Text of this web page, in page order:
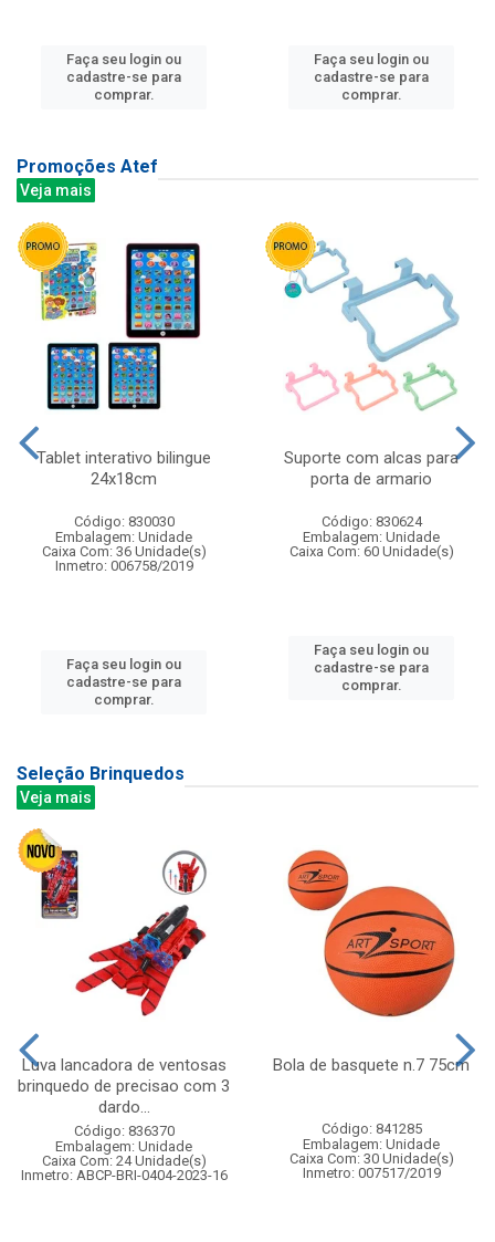
Faça seu login ou
cadastre-se para
comprar.
Faça seu login ou
cadastre-se para
comprar.
Promoções Atef
Veja mais
Tablet interativo bilingue
24x18cm
Código: 830030
Embalagem: Unidade
Caixa Com: 36 Unidade(s)
Inmetro: 006758/2019
Faça seu login ou
cadastre-se para
comprar.
Suporte com alcas para
porta de armario
Código: 830624
Embalagem: Unidade
Caixa Com: 60 Unidade(s)
Faça seu login ou
cadastre-se para
comprar.
Seleção Brinquedos
Veja mais
Luva lancadora de ventosas
brinquedo de precisao com 3
dardo...
Código: 836370
Embalagem: Unidade
Caixa Com: 24 Unidade(s)
Inmetro: ABCP-BRI-0404-2023-16
Bola de basquete n.7 75cm
Código: 841285
Embalagem: Unidade
Caixa Com: 30 Unidade(s)
Inmetro: 007517/2019